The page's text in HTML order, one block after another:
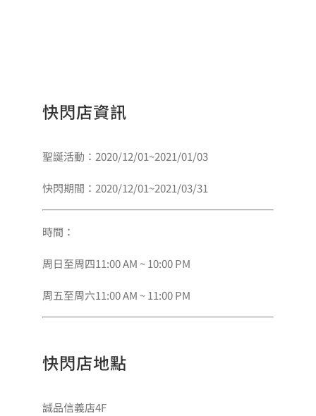
快閃店資訊
聖誕活動：2020/12/01~2021/01/03
快閃期間：2020/12/01~2021/03/31
時間：
周日至周四11:00 AM ~ 10:00 PM
周五至周六11:00 AM ~ 11:00 PM
快閃店地點
誠品信義店4F